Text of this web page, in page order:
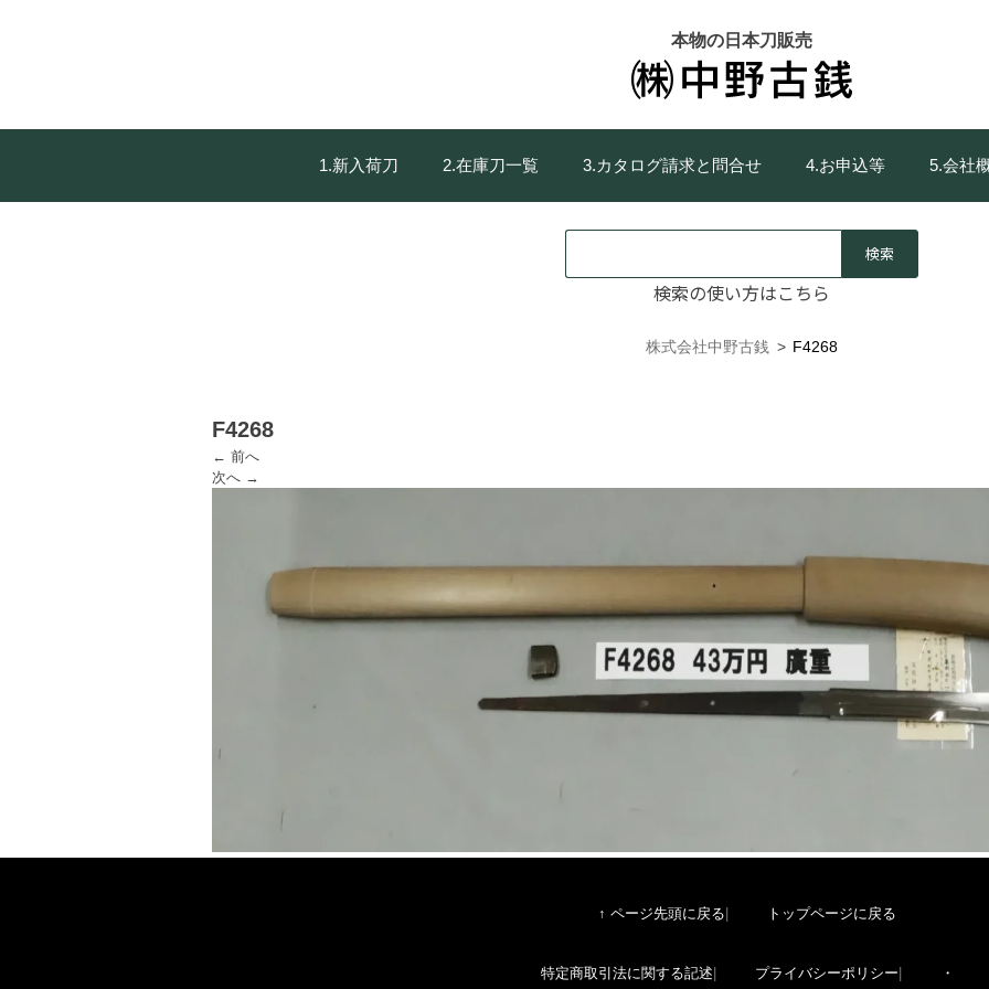
本物の日本刀販売
1.新入荷刀 2.在庫刀一覧 3.カタログ請求と問合せ 4.お申込等 5.会社
検索の使い方はこちら
株式会社中野古銭 > F4268
F4268
← 前へ
次へ →
↑ ページ先頭に戻る トップページに戻る
特定商取引法に関する記述 プライバシーポリシー ・